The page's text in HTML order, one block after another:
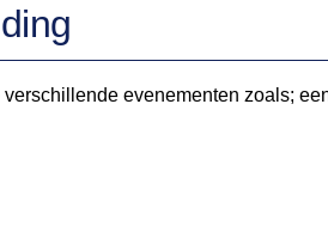
evenementen zoals;